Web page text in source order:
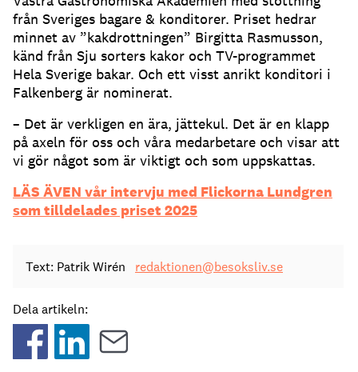
från Sveriges bagare & konditorer. Priset hedrar
minnet av ”kakdrottningen” Birgitta Rasmusson,
känd från Sju sorters kakor och TV-programmet
Hela Sverige bakar. Och ett visst anrikt konditori i
Falkenberg är nominerat.
– Det är verkligen en ära, jättekul. Det är en klapp
på axeln för oss och våra medarbetare och visar att
vi gör något som är viktigt och som uppskattas.
LÄS ÄVEN vår intervju med Flickorna Lundgren
som tilldelades priset 2025
Text: Patrik Wirén redaktionen@besoksliv.se
Dela artikeln: